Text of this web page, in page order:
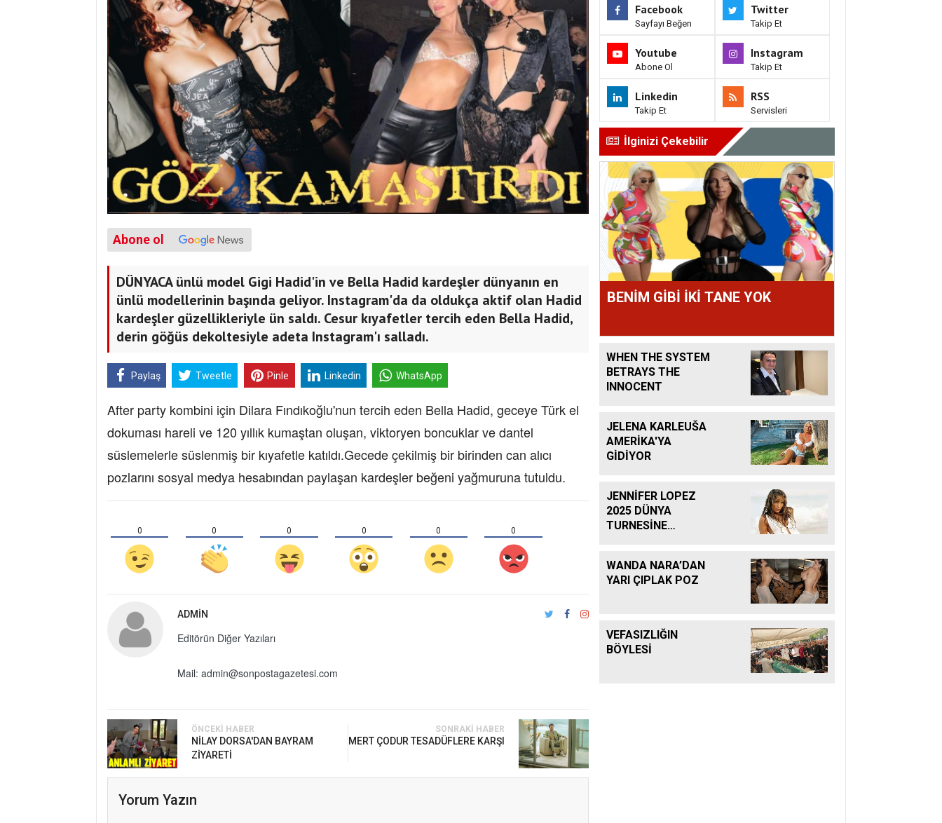
Abone ol
DÜNYACA ünlü model Gigi Hadid'in ve Bella Hadid kardeşler dünyanın en
ünlü modellerinin başında geliyor. Instagram'da da oldukça aktif olan Hadid
kardeşler güzellikleriyle ün saldı. Cesur kıyafetler tercih eden Bella Hadid,
derin göğüs dekoltesiyle adeta Instagram'ı salladı.
Paylaş Tweetle Pinle Linkedin WhatsApp
After party kombini için Dilara Fındıkoğlu'nun tercih eden Bella Hadid, geceye Türk el
dokuması hareli ve 120 yıllık kumaştan oluşan, viktoryen boncuklar ve dantel
süslemelerle süslenmiş bir kıyafetle katıldı.Gecede çekilmiş bir birinden can alıcı
pozlarını sosyal medya hesabından paylaşan kardeşler beğeni yağmuruna tutuldu.
0 0 0 0 0 0
ADMIN
Editörün Diğer Yazıları
Mail: admin@sonpostagazetesi.com
ÖNCEKI HABER
NİLAY DORSA'DAN BAYRAM
ZİYARETİ
SONRAKI HABER
MERT ÇODUR TESADÜFLERE KARŞI
Yorum Yazın
Facebook
Sayfayı Beğen
Twitter
Takip Et
Youtube
Abone Ol
Instagram
Takip Et
Linkedin
Takip Et
RSS
Servisleri
İlginizi Çekebilir
BENİM GİBİ İKİ TANE YOK
WHEN THE SYSTEM
BETRAYS THE
INNOCENT
JELENA KARLEUŠA
AMERİKA'YA
GİDİYOR
JENNİFER LOPEZ
2025 DÜNYA
TURNESİNE
WANDA NARA’DAN
YARI ÇIPLAK POZ
VEFASIZLIĞIN
BÖYLESİ